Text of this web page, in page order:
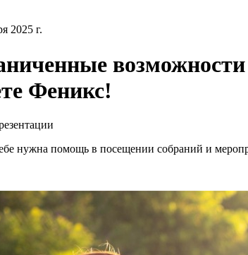
2025 г.
Феникс!
нужна помощь в посещении собраний и